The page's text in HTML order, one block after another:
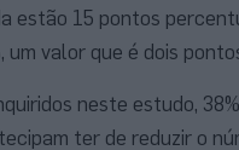
estão 15 pontos
um valor que é dois
neste estudo,
ter de reduzir o